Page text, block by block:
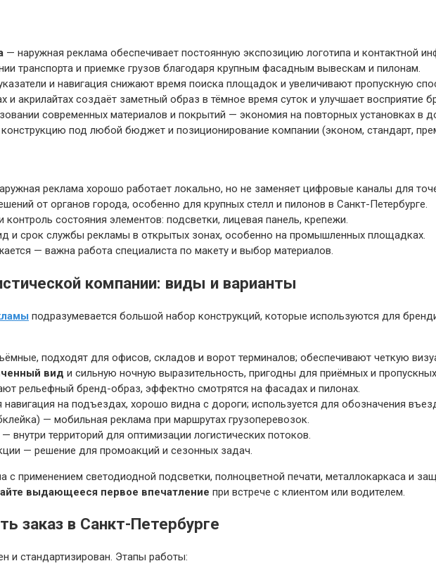
— наружная реклама обеспечивает постоянную экспозицию логотипа и контактной
транспорта и приемке грузов благодаря крупным фасадным вывескам и пилонам.
и навигация снижают время поиска площадок и увеличивают пропускную
и акрилайтах создаёт заметный образ в тёмное время суток и улучшает восприятие
современных материалов и покрытий — экономия на повторных установках в
под любой бюджет и позиционирование компании (эконом, стандарт,
реклама хорошо работает локально, но не заменяет цифровые каналы для
от органов города, особенно для крупных стелл и пилонов в Санкт-Петербурге.
контроль состояния элементов: подсветки, лицевая панель, крепежи.
и срок службы рекламы в открытых зонах, особенно на промышленных площадках.
— важна работа специалиста по макету и выбор материалов.
компании: виды и варианты
подразумевается большой набор конструкций, которые используются для
подходят для офисов, складов и ворот терминалов; обеспечивают четкую
вид и сильную ночную выразительность, пригодны для приёмных и
рельефный бренд-образ, эффектно смотрятся на фасадах и пилонах.
на подъездах, хорошо видна с дороги; используется для обозначения
— мобильная реклама при маршрутах грузоперевозок.
внутри территорий для оптимизации логистических потоков.
— решение для промоакций и сезонных задач.
применением светодиодной подсветки, полноцветной печати, металлокаркаса и
выдающееся первое впечатление при встрече с клиентом или водителем.
заказ в Санкт-Петербурге
и стандартизирован. Этапы работы: